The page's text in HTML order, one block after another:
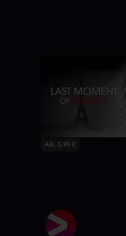
Alk. 3,99 €